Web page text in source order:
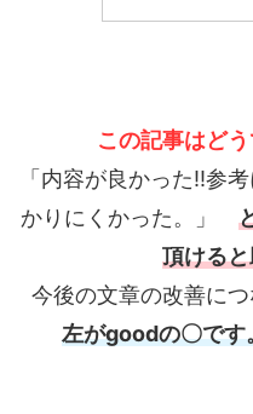
この記事はど
「内容が良かった!!参
かりにくかった。」
頂ける
今後の文章の改善につ
左がgoodの〇です